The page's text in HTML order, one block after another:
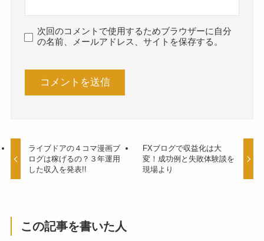
ライブドアの４コマ漫画ブ
ログは稼げるの？３年運用
した収入を発表!!
FXブログで収益化は大
変！成功例と失敗体験談を
現場より
この記事を書いた人
次回のコメントで使用するためブラウザーに自分
の名前、メールアドレス、サイトを保存する。